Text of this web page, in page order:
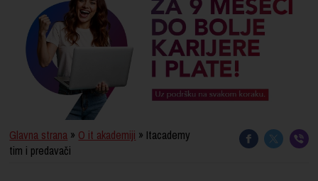
ŠTA DOBIJATE
UČENJE NA DALJINU
DIPLOME I SERTIFIKATI
O IT AKADEMIJI
Glavna strana » O it akademiji » Itacademy
tim i predavači